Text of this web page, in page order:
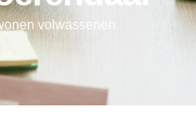
volwassenen